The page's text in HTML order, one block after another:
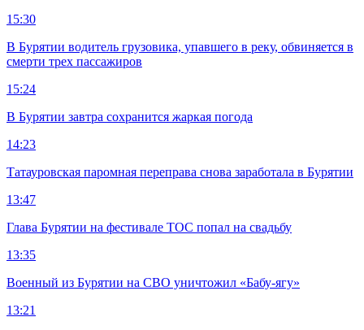
15:30
В Бурятии водитель грузовика, упавшего в реку, обвиняется в
смерти трех пассажиров
15:24
В Бурятии завтра сохранится жаркая погода
14:23
Татауровская паромная переправа снова заработала в Бурятии
13:47
Глава Бурятии на фестивале ТОС попал на свадьбу
13:35
Военный из Бурятии на СВО уничтожил «Бабу-ягу»
13:21